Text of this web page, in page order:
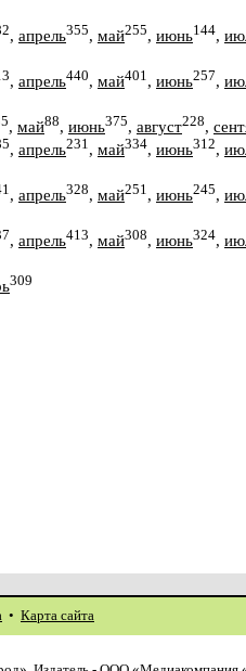
, апрель355, май255, июнь144,
, апрель440, май401, июнь257,
, май88, июнь375, август228,
, апрель231, май334, июнь312,
, апрель328, май251, июнь245,
, апрель413, май308, июнь324,
309
• Карта сайта